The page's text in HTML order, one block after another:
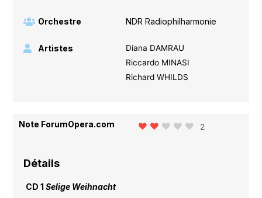
Orchestre NDR Radiophilharmonie
Artistes
Diana DAMRAU
Riccardo MINASI
Richard WHILDS
Note ForumOpera.com 2
Détails
CD 1 Selige Weihnacht